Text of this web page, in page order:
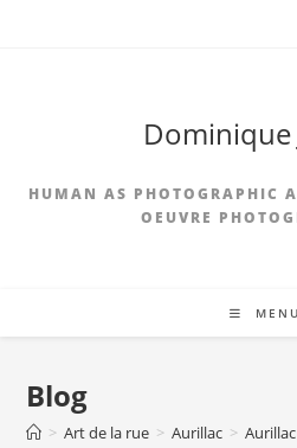
Dominique
HUMAN AS PHOTOGRAPHIC
OEUVRE
MENU
Blog
> Art de la rue > Aurillac >